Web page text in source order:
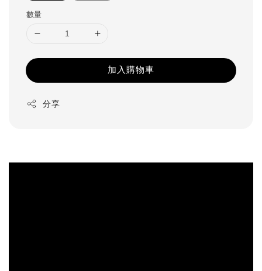
數量
加入購物車
分享